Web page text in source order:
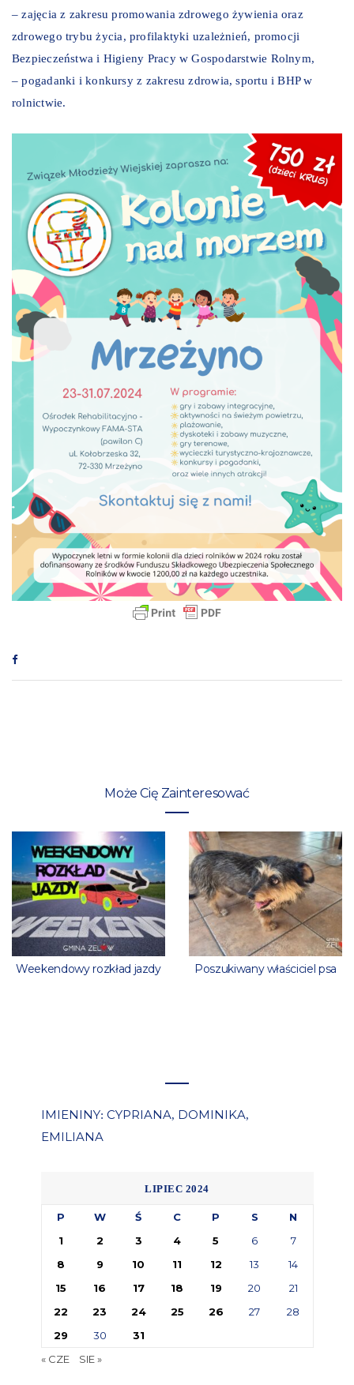
– zajęcia z zakresu promowania zdrowego żywienia oraz
zdrowego trybu życia, profilaktyki uzależnień, promocji
Bezpieczeństwa i Higieny Pracy w Gospodarstwie Rolnym,
– pogadanki i konkursy z zakresu zdrowia, sportu i BHP w
rolnictwie.
Może Cię Zainteresować
Weekendowy rozkład jazdy Poszukiwany właściciel psa
IMIENINY: CYPRIANA, DOMINIKA,
EMILIANA
LIPIEC 2024
P W Ś C P S
N
1
2 3 4 5 6
7
8
9 10 11 12 13
14
15
16 17 18 19 20
21
22
23 24 25 26 27
28
29
30
31
« CZE
SIE »